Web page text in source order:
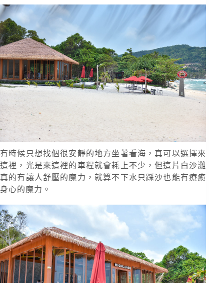
有時候只想找個很安靜的地方坐著看海，真可以選擇來
這裡，光是來這裡的車程就會耗上不少，但這片白沙灘
真的有讓人舒壓的魔力，就算不下水只踩沙也能有療癒
身心的魔力。